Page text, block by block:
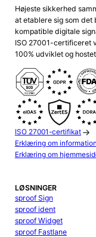
Højeste sikkerhed
at etablere sig som
kompatible digitale
ISO 27001-certificeret
100% udviklet og
ISO 27001-certifikat
Erklæring om
Erklæring om
LØSNINGER
sproof Sign
sproof ident
sproof Widget
sproof Fastlane